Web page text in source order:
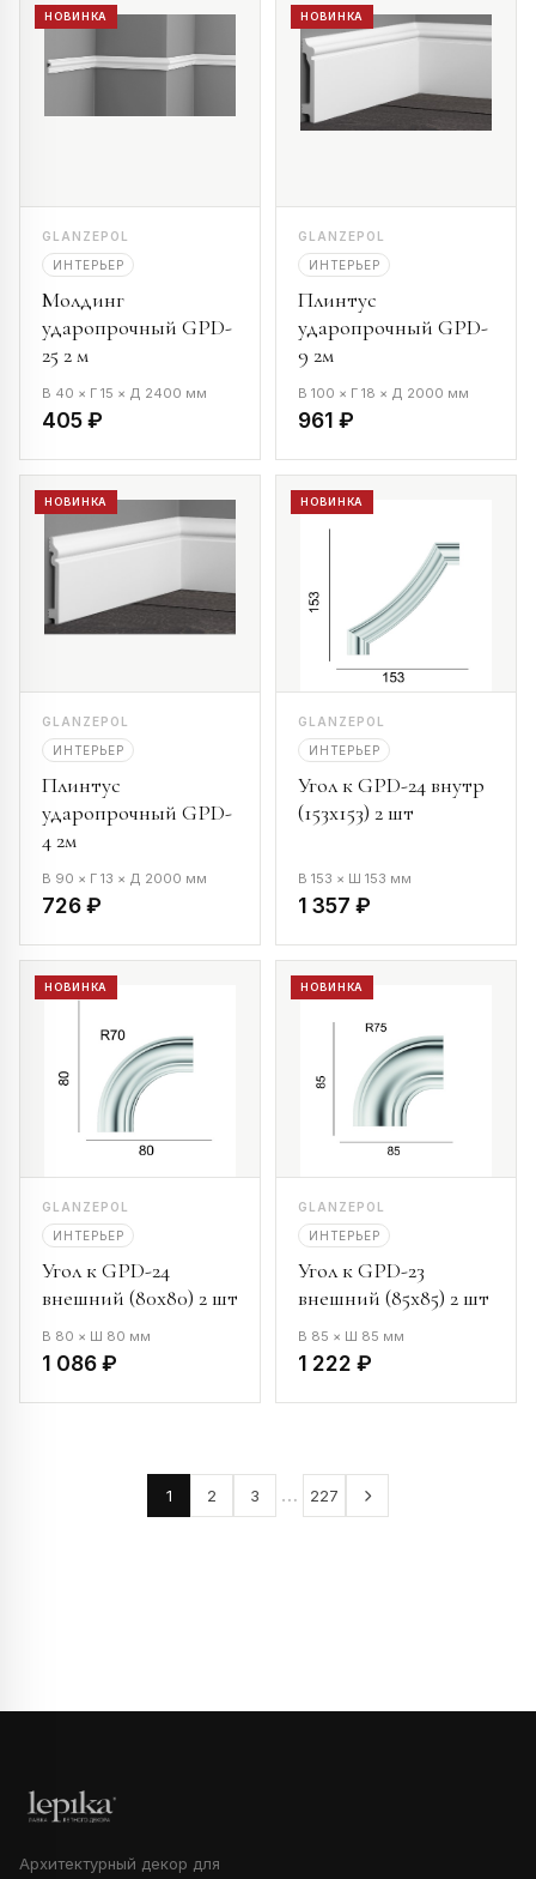
НОВИНКА
GLANZEPOL
ИНТЕРЬЕР
Молдинг
ударопрочный GPD-
25 2 м
В 40 × Г 15 × Д 2400 мм
405 ₽
НОВИНКА
GLANZEPOL
ИНТЕРЬЕР
Плинтус
ударопрочный GPD-
9 2м
В 100 × Г 18 × Д 2000 мм
961 ₽
НОВИНКА
GLANZEPOL
ИНТЕРЬЕР
Плинтус
ударопрочный GPD-
4 2м
В 90 × Г 13 × Д 2000 мм
726 ₽
НОВИНКА
GLANZEPOL
ИНТЕРЬЕР
Угол к GPD-24 внутр
(153х153) 2 шт
В 153 × Ш 153 мм
1 357 ₽
НОВИНКА
GLANZEPOL
ИНТЕРЬЕР
Угол к GPD-24
внешний (80х80) 2 шт
В 80 × Ш 80 мм
1 086 ₽
НОВИНКА
GLANZEPOL
ИНТЕРЬЕР
Угол к GPD-23
внешний (85х85) 2 шт
В 85 × Ш 85 мм
1 222 ₽
1 2 3 … 227
Архитектурный декор для